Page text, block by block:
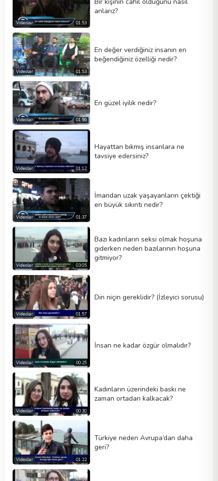
Genişlik Yükseklik
01:53
Videolar
anlarız?
01:53
Videolar
En değer verdiğiniz insanın en
beğendiğiniz özelliği nedir?
01:56
Videolar
En güzel iyilik nedir?
01:12
Videolar
Hayattan bıkmış insanlara ne
tavsiye edersiniz?
01:37
Videolar
İmandan uzak yaşayanların çektiği
en büyük sıkıntı nedir?
03:05
Videolar
Bazı kadınların seksi olmak hoşuna
giderken neden bazılarının hoşuna
gitmiyor?
01:57
Videolar
Din niçin gereklidir? (İzleyici sorusu)
00:25
Videolar
İnsan ne kadar özgür olmalıdır?
00:30
Videolar
Kadınların üzerindeki baskı ne
zaman ortadan kalkacak?
01:22
Videolar
Türkiye neden Avrupa’dan daha
geri?